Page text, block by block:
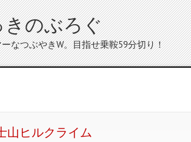
のぶろぐ
なつぶやきW。目指せ乗鞍59分切り！
山ヒルクライム